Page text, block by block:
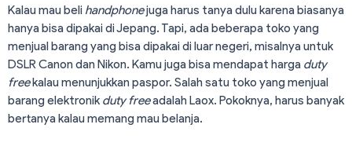
Kalau mau beli handphonejuga harus tanya dulu karena biasanya
hanya bisa dipakai di Jepang. Tapi, ada beberapa toko yang
menjual barang yang bisa dipakai di luar negeri, misalnya untuk
DSLR Canon dan Nikon. Kamu juga bisa mendapat harga duty
freekalau menunjukkan paspor. Salah satu toko yang menjual
barang elektronik duty freeadalah Laox. Pokoknya, harus banyak
bertanya kalau memang mau belanja.